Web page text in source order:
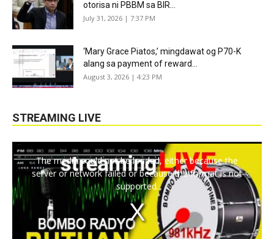
otorisa ni PBBM sa BIR...
July 31, 2026 | 7:37 PM
‘Mary Grace Piatos,’ mingdawat og P70-K
alang sa payment of reward...
August 3, 2026 | 4:23 PM
STREAMING LIVE
The media could not be loaded, either because the
server or network failed or because the format is not
supported.